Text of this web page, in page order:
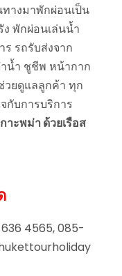
างมาพักผ่อนเป็น
พักผ่อนเล่นน้ำ
ร รถรับส่งจาก
น้ำ ชูชีพ หน้ากาก
ยดูแลลูกค้า ทุก
กับการบริการ
าะพม่า ด้วยเรือส
4565, 085-